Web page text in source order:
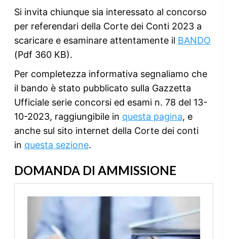
Si invita chiunque sia interessato al concorso
per referendari della Corte dei Conti 2023 a
scaricare e esaminare attentamente il BANDO
(Pdf 360 KB).
Per completezza informativa segnaliamo che
il bando è stato pubblicato sulla Gazzetta
Ufficiale serie concorsi ed esami n. 78 del 13-
10-2023, raggiungibile in questa pagina, e
anche sul sito internet della Corte dei conti
in questa sezione.
DOMANDA DI AMMISSIONE